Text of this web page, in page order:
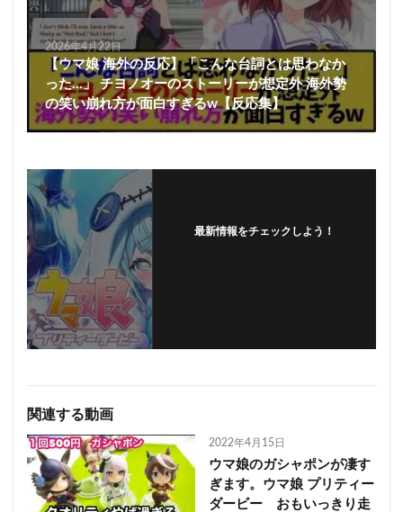
2026年4月22日
【ウマ娘 海外の反応】「こんな台詞とは思わなか
った…」 チヨノオーのストーリーが想定外 海外勢
の笑い崩れ方が面白すぎるw【反応集】
最新情報をチェックしよう！
関連する動画
2022年4月15日
ウマ娘のガシャポンが凄す
ぎます。ウマ娘 プリティー
ダービー おもいっきり走